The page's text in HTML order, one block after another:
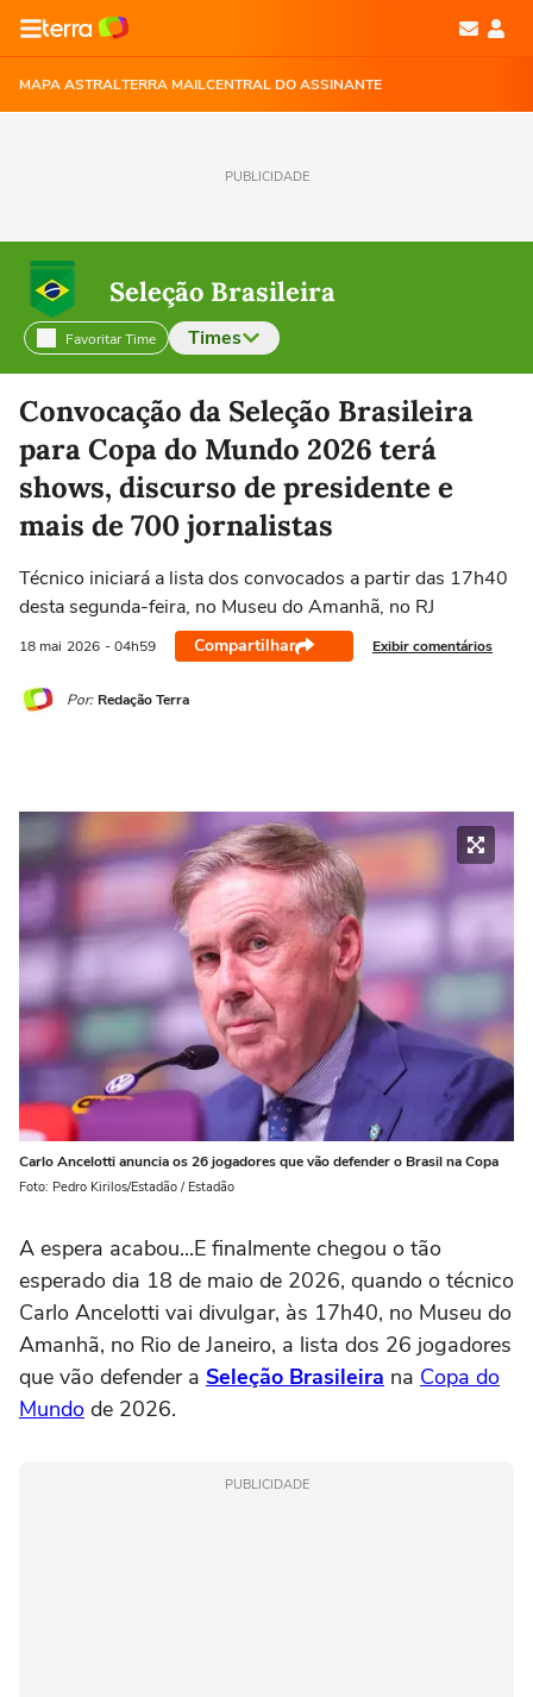
MAPA ASTRALTERRA MAILCENTRAL DO ASSINANTE
PUBLICIDADE
Seleção Brasileira
Favoritar Time Times
Selecione o time para ver as notícias
Convocação da Seleção Brasileira
para Copa do Mundo 2026 terá
shows, discurso de presidente e
mais de 700 jornalistas
Técnico iniciará a lista dos convocados a partir das 17h40
desta segunda-feira, no Museu do Amanhã, no RJ
18 mai 2026 - 04h59 Compartilhar Exibir comentários
Por: Redação Terra
Carlo Ancelotti anuncia os 26 jogadores que vão defender o Brasil na Copa
Foto: Pedro Kirilos/Estadão / Estadão
A espera acabou...E finalmente chegou o tão
esperado dia 18 de maio de 2026, quando o técnico
Carlo Ancelotti vai divulgar, às 17h40, no Museu do
Amanhã, no Rio de Janeiro, a lista dos 26 jogadores
que vão defender a Seleção Brasileira na Copa do
Mundo de 2026.
PUBLICIDADE